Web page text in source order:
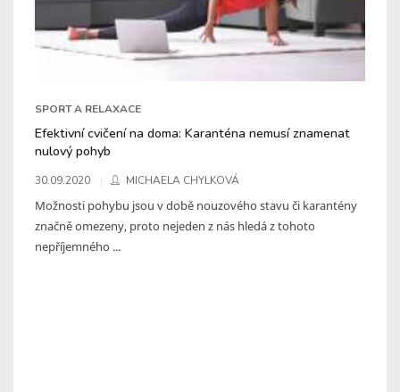
SPORT A RELAXACE
Efektivní cvičení na doma: Karanténa nemusí znamenat
nulový pohyb
30.09.2020 MICHAELA CHYLKOVÁ
Možnosti pohybu jsou v době nouzového stavu či karantény
značně omezeny, proto nejeden z nás hledá z tohoto
nepříjemného ...